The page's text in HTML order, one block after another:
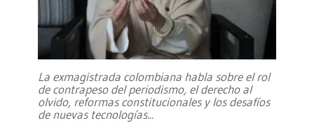
La exmagistrada colombiana habla sobre el rol
de contrapeso del periodismo, el derecho al
olvido, reformas constitucionales y los desafíos
de nuevas tecnologías...